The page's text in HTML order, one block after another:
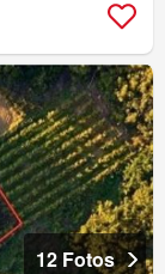
12 Fotos